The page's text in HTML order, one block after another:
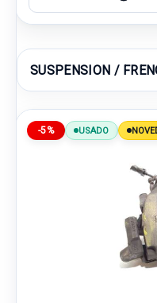
SUSPENSION /
-5% USADO